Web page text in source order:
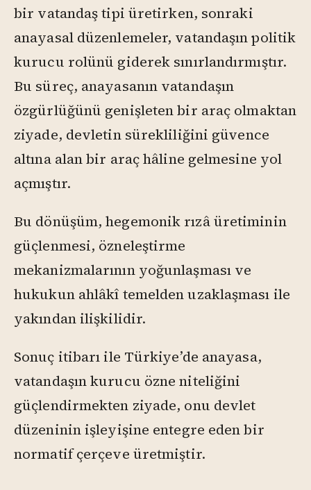
bir vatandaş tipi üretirken, sonraki
anayasal düzenlemeler, vatandaşın politik
kurucu rolünü giderek sınırlandırmıştır.
Bu süreç, anayasanın vatandaşın
özgürlüğünü genişleten bir araç olmaktan
ziyade, devletin sürekliliğini güvence
altına alan bir araç hâline gelmesine yol
açmıştır.
Bu dönüşüm, hegemonik rızâ üretiminin
güçlenmesi, özneleştirme
mekanizmalarının yoğunlaşması ve
hukukun ahlâkî temelden uzaklaşması ile
yakından ilişkilidir.
Sonuç itibarı ile Türkiye’de anayasa,
vatandaşın kurucu özne niteliğini
güçlendirmekten ziyade, onu devlet
düzeninin işleyişine entegre eden bir
normatif çerçeve üretmiştir.